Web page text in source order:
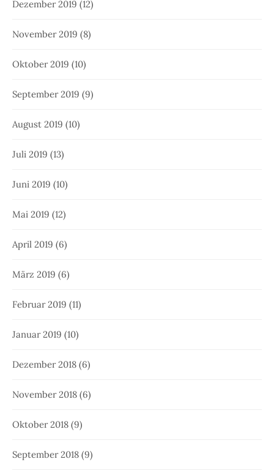
Dezember 2019 (12)
November 2019 (8)
Oktober 2019 (10)
September 2019 (9)
August 2019 (10)
Juli 2019 (13)
Juni 2019 (10)
Mai 2019 (12)
April 2019 (6)
März 2019 (6)
Februar 2019 (11)
Januar 2019 (10)
Dezember 2018 (6)
November 2018 (6)
Oktober 2018 (9)
September 2018 (9)